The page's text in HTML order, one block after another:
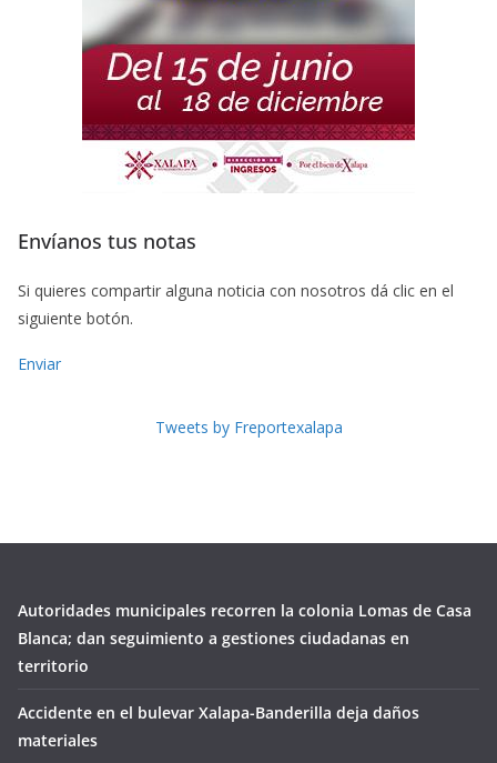
Envíanos tus notas
Si quieres compartir alguna noticia con nosotros dá clic en el
siguiente botón.
Enviar
Tweets by Freportexalapa
Autoridades municipales recorren la colonia Lomas de Casa
Blanca; dan seguimiento a gestiones ciudadanas en
territorio
Accidente en el bulevar Xalapa-Banderilla deja daños
materiales